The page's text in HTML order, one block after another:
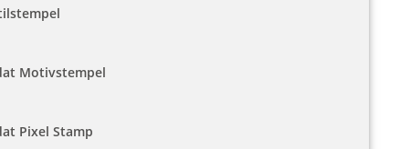
Motivstempel
Pixel Stamp